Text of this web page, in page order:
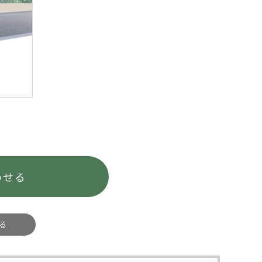
る